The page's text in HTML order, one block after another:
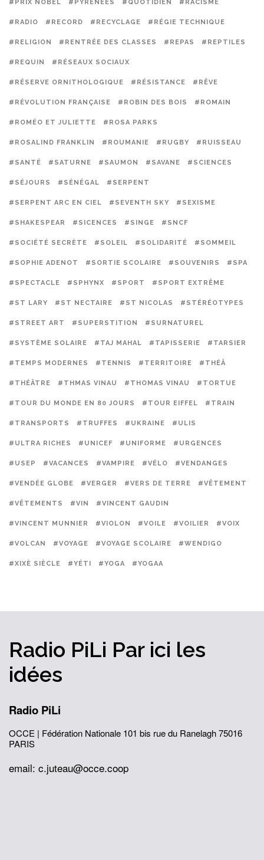
#PRIX NOBEL #PYRÉNÉES #QUOTIDIEN #RACISME
#RADIO #RECORD #RECYCLAGE #RÉGIE TECHNIQUE
#RELIGION #RENTRÉE DES CLASSES #REPAS #REPTILES
#REQUIN #RÉSEAUX SOCIAUX
#RÉSERVE ORNITHOLOGIQUE #RÉSISTANCE #RÊVE
#RÉVOLUTION FRANÇAISE #ROBIN DES BOIS #ROMAIN
#ROMÉO ET JULIETTE #ROSA PARKS
#ROSALIND FRANKLIN #ROUMANIE #RUGBY #RUISSEAU
#SANTÉ #SATURNE #SAUMON #SAVANE #SCIENCES
#SÉJOURS #SÉNÉGAL #SERPENT
#SERPENT ARC EN CIEL #SEVENTH SKY #SEXISME
#SHAKESPEAR #SICENCES #SINGE #SNCF
#SOCIÉTÉ SECRÈTE #SOLEIL #SOLIDARITÉ #SOMMEIL
#SOPHIE ADENOT #SORTIE SCOLAIRE #SOUVENIRS #SPA
#SPECTACLE #SPHYNX #SPORT #SPORT EXTRÊME
#ST LARY #ST NECTAIRE #ST NICOLAS #STÉRÉOTYPES
#STREET ART #SUPERSTITION #SURNATUREL
#SYSTÈME SOLAIRE #TAJ MAHAL #TAPISSERIE #TARSIER
#TEMPS MODERNES #TENNIS #TERRITOIRE #THÉÂ
#THÉÂTRE #THMAS VINAU #THOMAS VINAU #TORTUE
#TOUR DU MONDE EN 80 JOURS #TOUR EIFFEL #TRAIN
#TRANSPORTS #TRUFFES #UKRAINE #ULIS
#ULTRA RICHES #UNICEF #UNIFORME #URGENCES
#USEP #VACANCES #VAMPIRE #VÉLO #VENDANGES
#VENDÉE GLOBE #VERGER #VERS DE TERRE #VÊTEMENT
#VÊTEMENTS #VIN #VINCENT GAUDIN
#VINCENT MUNNIER #VIOLON #VOILE #VOILIER #VOIX
#VOLCAN #VOYAGE #VOYAGE SCOLAIRE #WENDIGO
#XIXÈ SIÈCLE #YÉTI #YOGA #YOGAA
Radio PiLi Par ici les
idées
Radio PiLi
OCCE | Fédération Nationale 101 bis rue du Ranelagh75016
PARIS
email: c.juteau@occe.coop